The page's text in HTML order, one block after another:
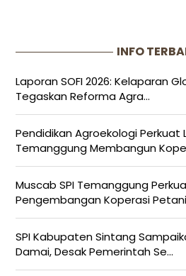
INFO
Laporan SOFI 2026: Kelaparan
Tegaskan Reforma Agra...
Pendidikan Agroekologi Perkuat
Temanggung Membangun
Muscab SPI Temanggung
Pengembangan Koperasi Petani
SPI Kabupaten Sintang
Damai, Desak Pemerintah Se...